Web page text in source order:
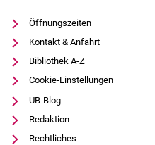
Öffnungszeiten
Kontakt & Anfahrt
Bibliothek A-Z
Cookie-Einstellungen
UB-Blog
Redaktion
Rechtliches